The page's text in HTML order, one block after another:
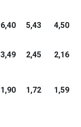
6,40 5,43 4,50
3,49 2,45 2,16
1,90 1,72 1,59